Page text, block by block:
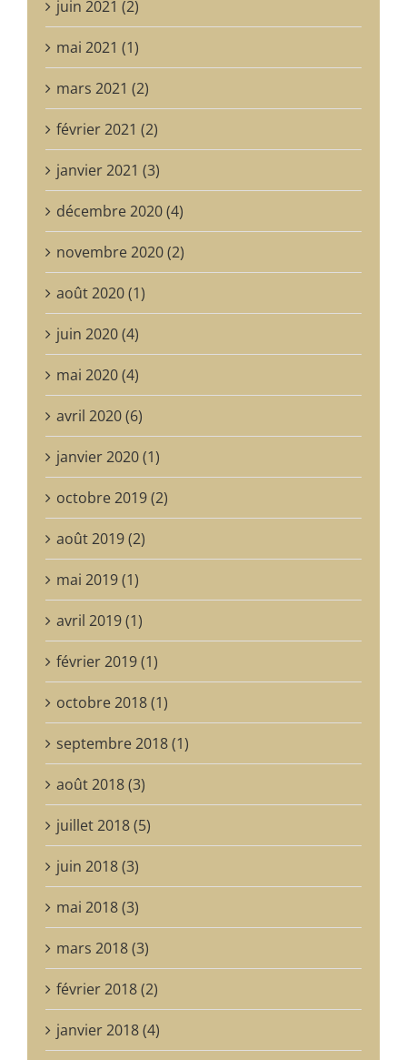
juin 2021 (2)
mai 2021 (1)
mars 2021 (2)
février 2021 (2)
janvier 2021 (3)
décembre 2020 (4)
novembre 2020 (2)
août 2020 (1)
juin 2020 (4)
mai 2020 (4)
avril 2020 (6)
janvier 2020 (1)
octobre 2019 (2)
août 2019 (2)
mai 2019 (1)
avril 2019 (1)
février 2019 (1)
octobre 2018 (1)
septembre 2018 (1)
août 2018 (3)
juillet 2018 (5)
juin 2018 (3)
mai 2018 (3)
mars 2018 (3)
février 2018 (2)
janvier 2018 (4)